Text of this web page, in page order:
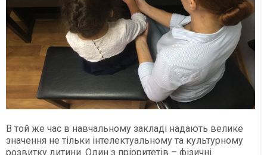
В той же час в навчальному закладі надають велике
значення не тільки інтелектуальному та культурному
розвитку дитини. Один з пріоритетів – фізичні